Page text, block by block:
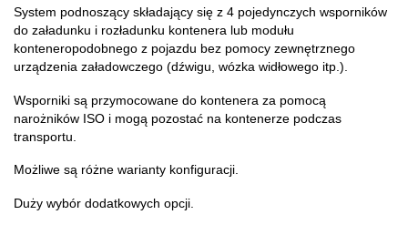
System podnoszący składający się z 4 pojedynczych wsporników
do załadunku i rozładunku kontenera lub modułu
konteneropodobnego z pojazdu bez pomocy zewnętrznego
urządzenia załadowczego (dźwigu, wózka widłowego itp.).
Wsporniki są przymocowane do kontenera za pomocą
narożników ISO i mogą pozostać na kontenerze podczas
transportu.
Możliwe są różne warianty konfiguracji.
Duży wybór dodatkowych opcji.